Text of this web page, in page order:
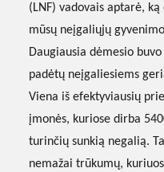
(LNF) vadovais aptarė,
mūsų neįgaliųjų
Daugiausia dėmesio
padėtų neįgaliesiems
Viena iš efektyviausių
įmonės, kuriose dirba
turinčių sunkią negalią.
nemažai trūkumų,